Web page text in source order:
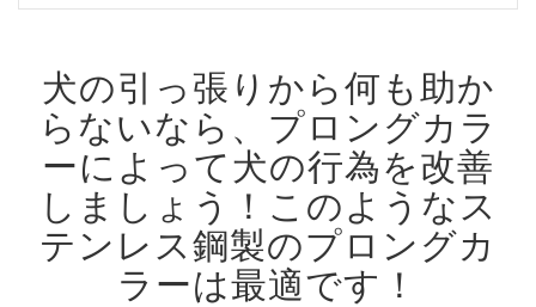
犬の引っ張りから何も助か
らないなら、プロングカラ
ーによって犬の行為を改善
しましょう！ このようなス
テンレス鋼製のプロングカ
ラーは最適です！